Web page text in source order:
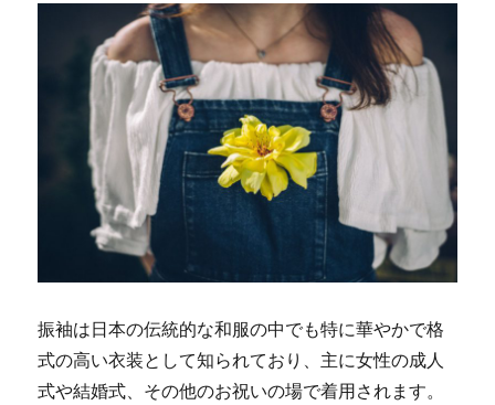
振袖は日本の伝統的な和服の中でも特に華やかで格
式の高い衣装として知られており、主に女性の成人
式や結婚式、その他のお祝いの場で着用されます。